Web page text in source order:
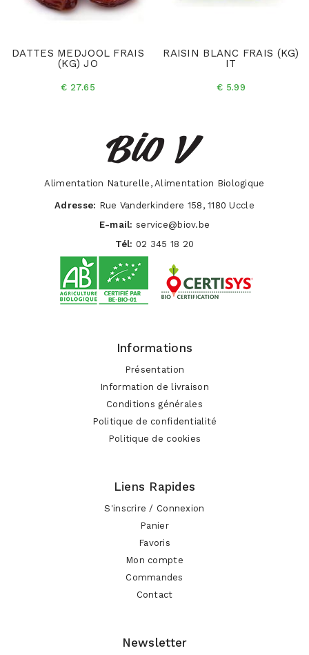
DATTES MEDJOOL FRAIS
(KG) JO
€ 27.65
RAISIN BLANC FRAIS (KG)
IT
€ 5.99
Alimentation Naturelle, Alimentation Biologique
Adresse: Rue Vanderkindere 158, 1180 Uccle
E-mail: service@biov.be
Tél: 02 345 18 20
Informations
Présentation
Information de livraison
Conditions générales
Politique de confidentialité
Politique de cookies
Liens Rapides
S'inscrire / Connexion
Panier
Favoris
Mon compte
Commandes
Contact
Newsletter